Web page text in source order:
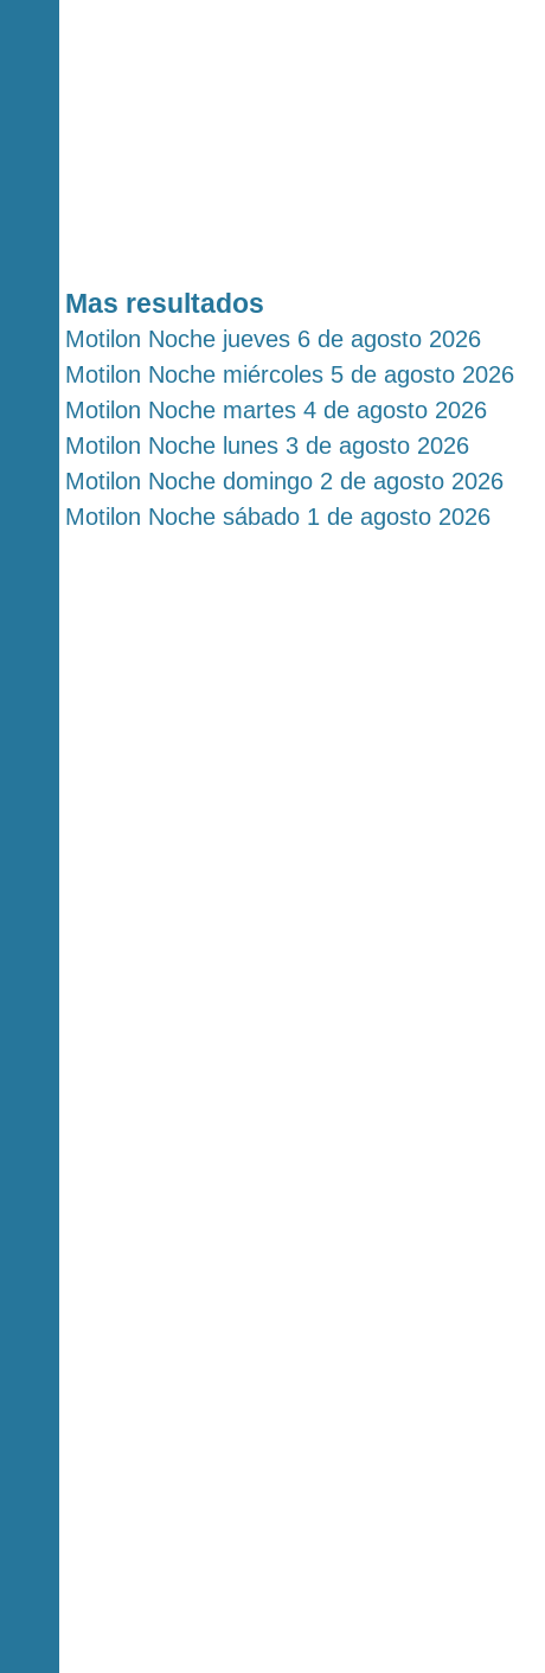
Mas resultados
Motilon Noche jueves 6 de agosto 2026
Motilon Noche miércoles 5 de agosto 2026
Motilon Noche martes 4 de agosto 2026
Motilon Noche lunes 3 de agosto 2026
Motilon Noche domingo 2 de agosto 2026
Motilon Noche sábado 1 de agosto 2026